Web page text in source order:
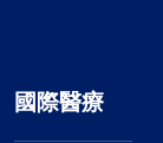
國際醫療